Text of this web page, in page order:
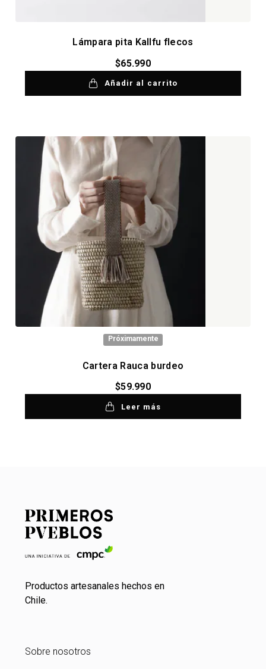
Lámpara pita Kallfu flecos
$65.990
Añadir al carrito
Próximamente
Cartera Rauca burdeo
$59.990
Leer más
Productos artesanales hechos en
Chile.
Sobre nosotros